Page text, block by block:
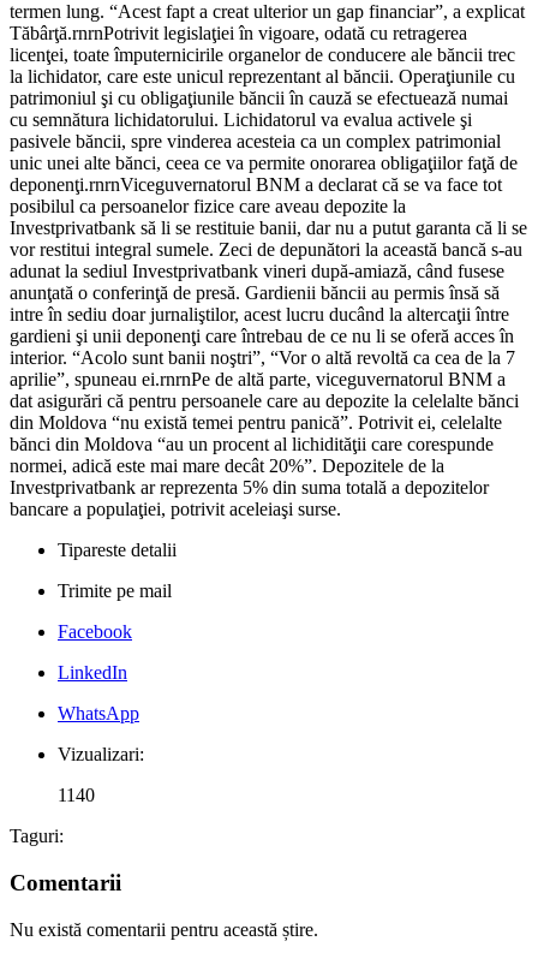
termen lung. “Acest fapt a creat ulterior un gap financiar”, a explicat
Tăbârţă.rnrnPotrivit legislaţiei în vigoare, odată cu retragerea
licenţei, toate împuternicirile organelor de conducere ale băncii trec
la lichidator, care este unicul reprezentant al băncii. Operaţiunile cu
patrimoniul şi cu obligaţiunile băncii în cauză se efectuează numai
cu semnătura lichidatorului. Lichidatorul va evalua activele şi
pasivele băncii, spre vinderea acesteia ca un complex patrimonial
unic unei alte bănci, ceea ce va permite onorarea obligaţiilor faţă de
deponenţi.rnrnViceguvernatorul BNM a declarat că se va face tot
posibilul ca persoanelor fizice care aveau depozite la
Investprivatbank să li se restituie banii, dar nu a putut garanta că li se
vor restitui integral sumele. Zeci de depunători la această bancă s-au
adunat la sediul Investprivatbank vineri după-amiază, când fusese
anunţată o conferinţă de presă. Gardienii băncii au permis însă să
intre în sediu doar jurnaliştilor, acest lucru ducând la altercaţii între
gardieni şi unii deponenţi care întrebau de ce nu li se oferă acces în
interior. “Acolo sunt banii noştri”, “Vor o altă revoltă ca cea de la 7
aprilie”, spuneau ei.rnrnPe de altă parte, viceguvernatorul BNM a
dat asigurări că pentru persoanele care au depozite la celelalte bănci
din Moldova “nu există temei pentru panică”. Potrivit ei, celelalte
bănci din Moldova “au un procent al lichidităţii care corespunde
normei, adică este mai mare decât 20%”. Depozitele de la
Investprivatbank ar reprezenta 5% din suma totală a depozitelor
bancare a populaţiei, potrivit aceleiaşi surse.
Tipareste detalii
Trimite pe mail
Facebook
LinkedIn
WhatsApp
Vizualizari:
1140
Taguri:
Comentarii
Nu există comentarii pentru această știre.